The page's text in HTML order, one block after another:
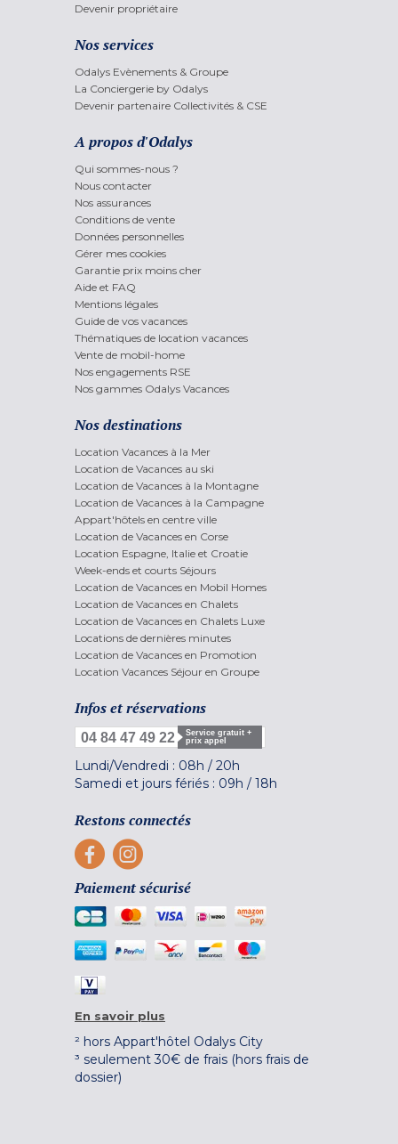
Devenir propriétaire
Nos services
Odalys Evènements & Groupe
La Conciergerie by Odalys
Devenir partenaire Collectivités & CSE
A propos d'Odalys
Qui sommes-nous ?
Nous contacter
Nos assurances
Conditions de vente
Données personnelles
Gérer mes cookies
Garantie prix moins cher
Aide et FAQ
Mentions légales
Guide de vos vacances
Thématiques de location vacances
Vente de mobil-home
Nos engagements RSE
Nos gammes Odalys Vacances
Nos destinations
Location Vacances à la Mer
Location de Vacances au ski
Location de Vacances à la Montagne
Location de Vacances à la Campagne
Appart'hôtels en centre ville
Location de Vacances en Corse
Location Espagne, Italie et Croatie
Week-ends et courts Séjours
Location de Vacances en Mobil Homes
Location de Vacances en Chalets
Location de Vacances en Chalets Luxe
Locations de dernières minutes
Location de Vacances en Promotion
Location Vacances Séjour en Groupe
Infos et réservations
04 84 47 49 22
Service gratuit +
prix appel
Lundi/Vendredi : 08h / 20h
Samedi et jours fériés : 09h / 18h
Restons connectés
Paiement sécurisé
En savoir plus
² hors Appart'hôtel Odalys City
³ seulement 30€ de frais (hors frais de
dossier)